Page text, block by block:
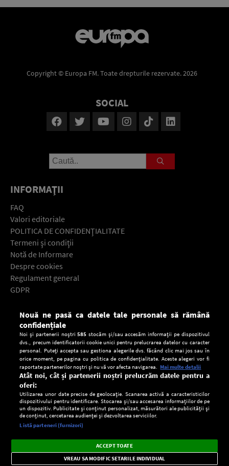
CONFIDENŢIALITATE
Copyright © Europa FM. Toate drepturile rezervate. 2026
SOCIAL
INFORMAŢII
FAQ
Valori editoriale
POLITICA DE CONFIDENŢIALITATE
Termeni şi condiţii
Notă de Informare
Despre cookies
Regulament general
GDPR
Descarcă gratuit aplicaţia Europa FM pentru smartphone:
Setări:
Dark
Mode
Radio live, podcasturi, știri și alerte
importante.
×
Nouă ne pasă ca datele tale personale să rămână
confidențiale
Noi și partenerii noștri585 stocăm și/sau accesăm informații pe dispozitivul
dvs., precum identificatorii cookie unici pentru prelucrarea datelor cu caracter
personal. Puteți accepta sau gestiona alegerile dvs. făcând clic mai jos sau în
orice moment, pe pagina cu politica de confidențialitate. Aceste alegeri vor fi
raportate partenerilor noștri și nu vă vor afecta navigarea. Mai multe detalii
Atât noi, cât și partenerii noștri prelucrăm datele pentru a
oferi:
Utilizarea unor date precise de geolocație. Scanarea activă a caracteristicilor
dispozitivului pentru identificare. Stocarea și/sau accesarea informațiilor de pe
un dispozitiv. Publicitate și conținut personalizat, măsurători ale publicității și
de conținut, cercetarea audienței și dezvoltarea serviciilor.
Listă parteneri (furnizori)
ACCEPT TOATE
VREAU SA MODIFIC SETARILE INDIVIDUAL